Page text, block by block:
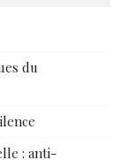
du
: anti-